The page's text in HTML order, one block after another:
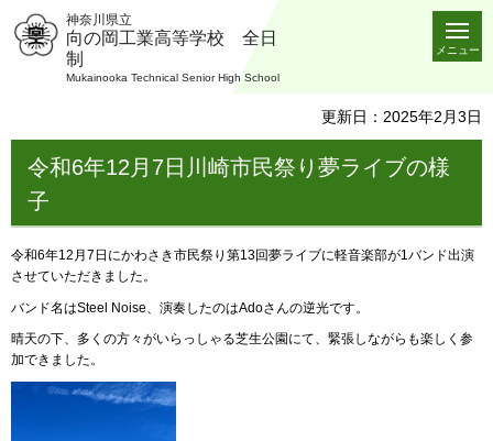
神奈川県立
向の岡工業高等学校 全日
制
Mukainooka Technical Senior High School
メニュー
更新日：2025年2月3日
令和6年12月7日川崎市民祭り夢ライブの様
子
令和6年12月7日にかわさき市民祭り第13回夢ライブに軽音楽部が1バンド出演
させていただきました。
バンド名はSteel Noise、演奏したのはAdoさんの逆光です。
晴天の下、多くの方々がいらっしゃる芝生公園にて、緊張しながらも楽しく参
加できました。